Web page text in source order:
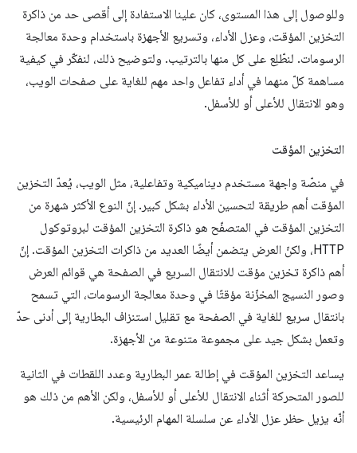
وللوصول إلى هذا المستوى، كان علينا الاستفادة إلى أقصى حد من ذاكرة
التخزين المؤقت، وعزل الأداء، وتسريع الأجهزة باستخدام وحدة معالجة
الرسومات. لنطّلِع على كل منها بالترتيب. ولتوضيح ذلك، لنفكّر في كيفية
مساهمة كلّ منهما في أداء تفاعل واحد مهم للغاية على صفحات الويب،
وهو الانتقال للأعلى أو للأسفل.
التخزين المؤقت
في منصّة واجهة مستخدم ديناميكية وتفاعلية، مثل الويب، يُعدّ التخزين
المؤقت أهم طريقة لتحسين الأداء بشكل كبير. إنّ النوع الأكثر شهرة من
التخزين المؤقت في المتصفّح هو ذاكرة التخزين المؤقت لبروتوكول
HTTP، ولكنّ العرض يتضمن أيضًا العديد من ذاكرات التخزين المؤقت. إنّ
أهم ذاكرة تخزين مؤقت للانتقال السريع في الصفحة هي قوائم العرض
وصور النسيج المخزّنة مؤقتًا في وحدة معالجة الرسومات، التي تسمح
بانتقال سريع للغاية في الصفحة مع تقليل استنزاف البطارية إلى أدنى حدّ
وتعمل بشكل جيد على مجموعة متنوعة من الأجهزة.
يساعد التخزين المؤقت في إطالة عمر البطارية وعدد اللقطات في الثانية
للصور المتحركة أثناء الانتقال للأعلى أو للأسفل، ولكن الأهم من ذلك هو
أنّه يزيل حظر عزل الأداء عن سلسلة المهام الرئيسية.